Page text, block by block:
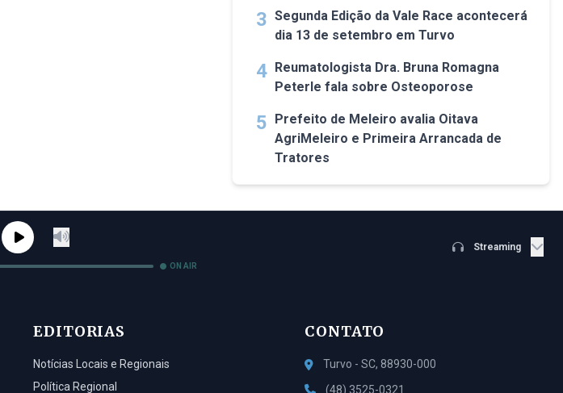
3 Segunda Edição da Vale Race acontecerá
dia 13 de setembro em Turvo
4 Reumatologista Dra. Bruna Romagna
Peterle fala sobre Osteoporose
5 Prefeito de Meleiro avalia Oitava
AgriMeleiro e Primeira Arrancada de
Tratores
ON AIR
Streaming
EDITORIAS
Notícias Locais e Regionais
Política Regional
CONTATO
Turvo - SC, 88930-000
(48) 3525-0321